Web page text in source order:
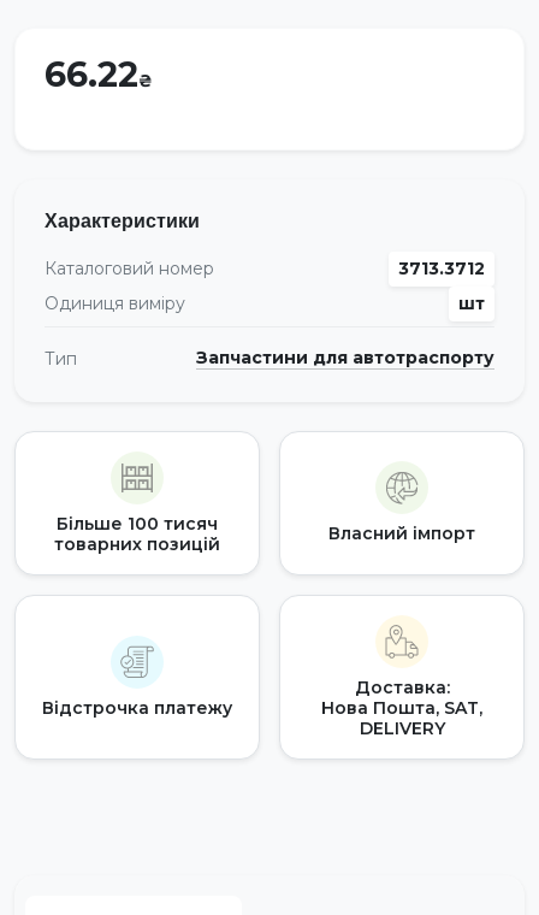
66.22
Характеристики
Каталоговий номер
3713.3712
Одиниця виміру
шт
Тип Запчастини для автотраспорту
Більше 100 тисяч
товарних позицій
Власний імпорт
Відстрочка платежу
Доставка:
Нова Пошта, SAT,
DELIVERY